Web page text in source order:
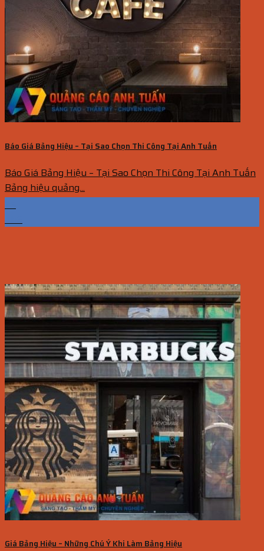
Báo Giá Bảng Hiệu – Tại Sao Chọn Thi Công Tại Anh Tuấn
Báo Giá Bảng Hiệu – Tại Sao Chọn Thi Công Tại Anh Tuấn
Bảng hiệu quảng...
25
Th6
Giá Bảng Hiệu – Những Chú Ý Khi Làm Bảng Hiệu